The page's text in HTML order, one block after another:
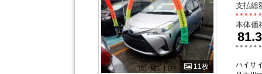
11枚
支払総
本体価
81.3
ハイサ